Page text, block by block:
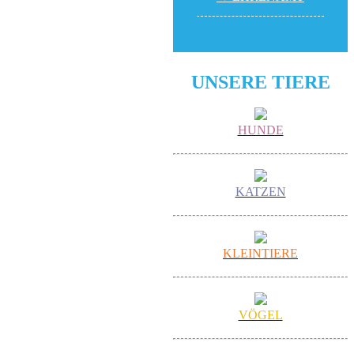
UNSERE TIERE
HUNDE
KATZEN
KLEINTIERE
VÖGEL